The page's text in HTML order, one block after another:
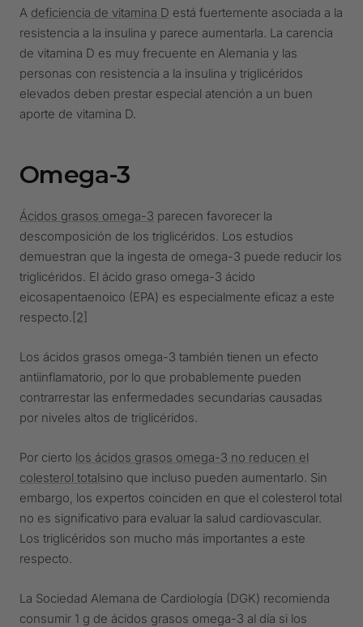
A deficiencia de vitamina D está fuertemente asociada a la
resistencia a la insulina y parece aumentarla. La carencia
de vitamina D es muy frecuente en Alemania y las
personas con resistencia a la insulina y triglicéridos
elevados deben prestar especial atención a un buen
aporte de vitamina D.
Omega-3
Ácidos grasos omega-3 parecen favorecer la
descomposición de los triglicéridos. Los estudios
demuestran que la ingesta de omega-3 puede reducir los
triglicéridos. El ácido graso omega-3 ácido
eicosapentaenoico (EPA) es especialmente eficaz a este
respecto. [2]
Los ácidos grasos omega-3 también tienen un efecto
antiinflamatorio, por lo que probablemente pueden
contrarrestar las enfermedades secundarias causadas
por niveles altos de triglicéridos.
Por cierto los ácidos grasos omega-3 no reducen el
colesterol totalsino que incluso pueden aumentarlo. Sin
embargo, los expertos coinciden en que el colesterol total
no es significativo para evaluar la salud cardiovascular.
Los triglicéridos son mucho más importantes a este
respecto.
La Sociedad Alemana de Cardiología (DGK) recomienda
consumir 1 g de ácidos grasos omega-3 al día si los